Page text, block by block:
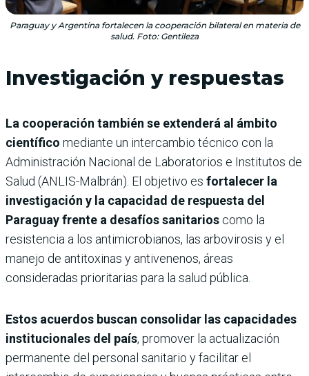
Paraguay y Argentina fortalecen la cooperación bilateral en materia de
salud. Foto: Gentileza
Investigación y respuestas
La cooperación también se extenderá al ámbito
científico mediante un intercambio técnico con la
Administración Nacional de Laboratorios e Institutos de
Salud (ANLIS-Malbrán). El objetivo es fortalecer la
investigación y la capacidad de respuesta del
Paraguay frente a desafíos sanitarios como la
resistencia a los antimicrobianos, las arbovirosis y el
manejo de antitoxinas y antivenenos, áreas
consideradas prioritarias para la salud pública.
Estos acuerdos buscan consolidar las capacidades
institucionales del país, promover la actualización
permanente del personal sanitario y facilitar el